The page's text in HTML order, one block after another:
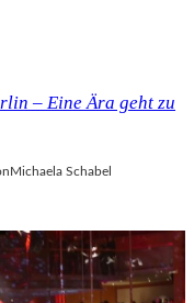
– Eine Ära geht zu
Michaela Schabel